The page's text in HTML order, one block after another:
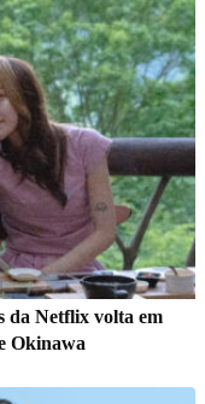
da Netflix volta em
Okinawa